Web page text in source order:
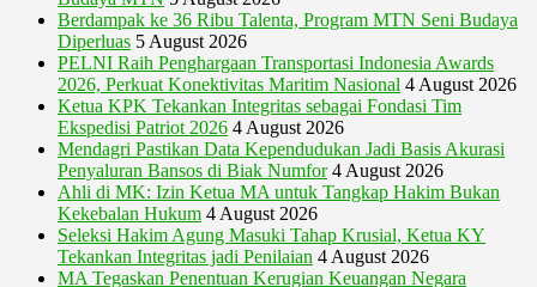
Berdampak ke 36 Ribu Talenta, Program MTN Seni Budaya
Diperluas 5 August 2026
PELNI Raih Penghargaan Transportasi Indonesia Awards
2026, Perkuat Konektivitas Maritim Nasional 4 August 2026
Ketua KPK Tekankan Integritas sebagai Fondasi Tim
Ekspedisi Patriot 2026 4 August 2026
Mendagri Pastikan Data Kependudukan Jadi Basis Akurasi
Penyaluran Bansos di Biak Numfor 4 August 2026
Ahli di MK: Izin Ketua MA untuk Tangkap Hakim Bukan
Kekebalan Hukum 4 August 2026
Seleksi Hakim Agung Masuki Tahap Krusial, Ketua KY
Tekankan Integritas jadi Penilaian 4 August 2026
MA Tegaskan Penentuan Kerugian Keuangan Negara